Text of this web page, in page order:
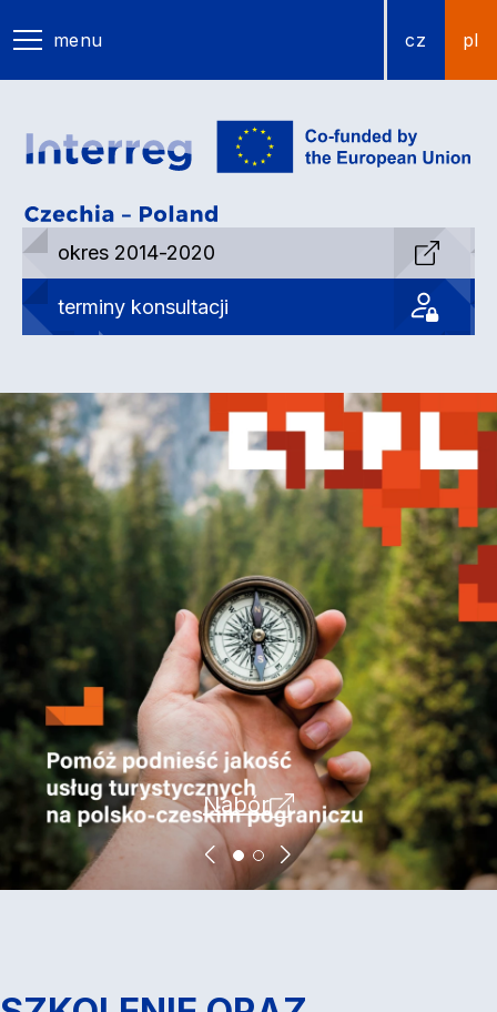
menu cz pl
okres 2014-2020
terminy konsultacji
Nabór